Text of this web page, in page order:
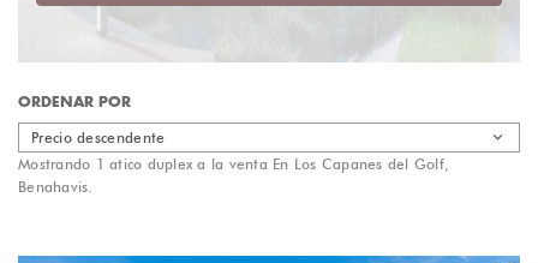
ORDENAR POR
Precio descendente
Mostrando 1 atico duplex a la venta En Los Capanes del Golf,
Benahavis.